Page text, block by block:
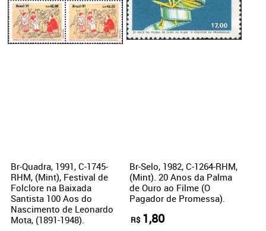
Br-Quadra, 1991, C-1745-
RHM, (Mint), Festival de
Folclore na Baixada
Santista 100 Aos do
Nascimento de Leonardo
Mota, (1891-1948).
Br-Selo, 1982, C-1264-RHM,
(Mint). 20 Anos da Palma
de Ouro ao Filme (O
Pagador de Promessa).
R$ 1,80